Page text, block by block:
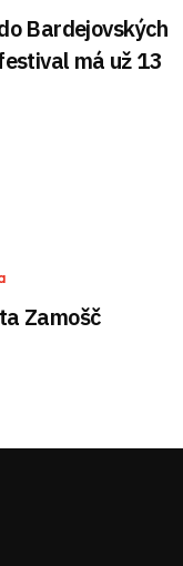
Bardejovských
má už 13
Zamošč